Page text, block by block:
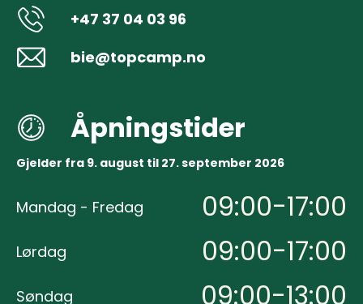
+47 37 04 03 96
bie@topcamp.no
Åpningstider
Gjelder fra 9. august til 27. september 2026
Mandag - Fredag 09:00-17:00
Lørdag 09:00-17:00
Søndag 09:00-13:00